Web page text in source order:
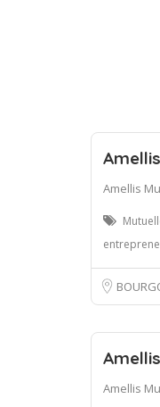
Amellis
Amellis